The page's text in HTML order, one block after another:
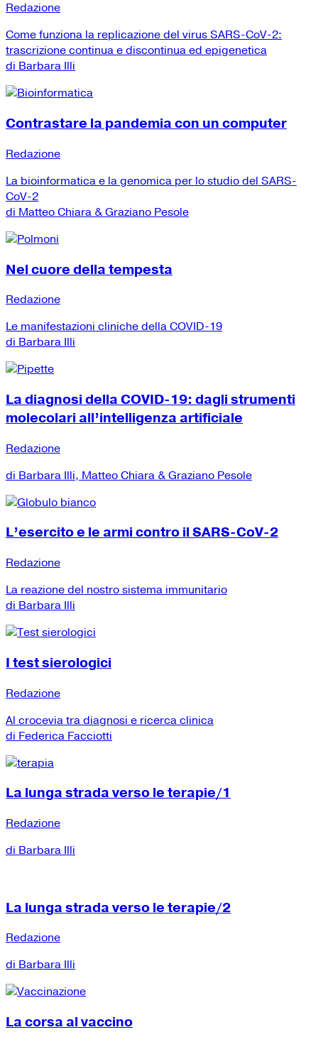
Redazione
Come funziona la replicazione del virus SARS-CoV-2:
trascrizione continua e discontinua ed epigenetica
di Barbara Illi
Contrastare la pandemia con un computer
Redazione
La bioinformatica e la genomica per lo studio del SARS-
CoV-2
di Matteo Chiara & Graziano Pesole
Nel cuore della tempesta
Redazione
Le manifestazioni cliniche della COVID-19
di Barbara Illi
La diagnosi della COVID-19: dagli strumenti
molecolari all’intelligenza artificiale
Redazione
di Barbara Illi, Matteo Chiara & Graziano Pesole
L’esercito e le armi contro il SARS-CoV-2
Redazione
La reazione del nostro sistema immunitario
di Barbara Illi
I test sierologici
Redazione
Al crocevia tra diagnosi e ricerca clinica
di Federica Facciotti
La lunga strada verso le terapie/1
Redazione
di Barbara Illi
La lunga strada verso le terapie/2
Redazione
di Barbara Illi
La corsa al vaccino